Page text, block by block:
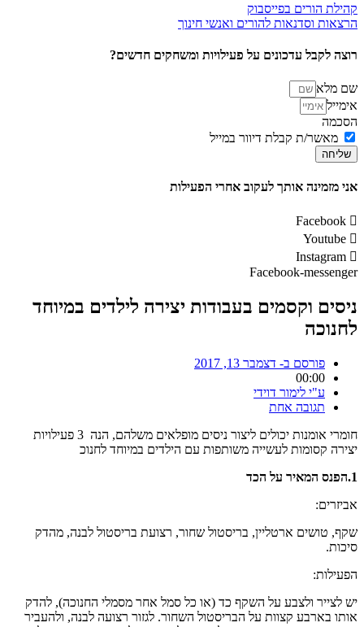
קהילת הורים בפייסבוק
הרצאות וסדנאות להורים ואנשי חינוך
רוצה לקבל עדכונים על פעילויות ומשחקים חדשים?
שם מלא
אימייל
הסכמה
מאשר/ת קבלת דיוור במייל
שליחה
אני מזמינה אותך לעקוב אחרי הפעילות
Facebook
Youtube
Instagram
Facebook-messenger
ניסים וקסמים בעבודות יצירה לילדים במיוחד
לחנוכה
פורסם ב- דצמבר 13, 2017
00:00
ע"י לימור דוידי
תגובה אחת
חומרי אומנות יכולים ליצור ניסים מופלאים משלהם, הנה 3 פעילויות
יצירה קסומות לעשייה משותפות עם הילדים במיוחד לחנוכ
1.הפנס המאיר על הכד
אביזרים:
שקף, טושים ארטליין, בריסטול שחור, רצועת בריסטול לבנה, מהדק
סיכות.
הפעילות:
יש לצייר ולצבע על השקף כד (או כל סמל אחר מסמלי החנוכה), להדק
אותו בארבע קצוות על הבריסטול השחור. לגזור רצועה לבנה, ולהעביר